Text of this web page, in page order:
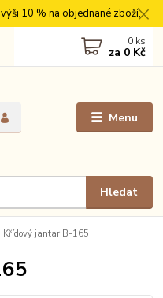
10 % na objednané zboží.
Menu
Hledat
0 ks
za 0 Kč
Křídový jantar B-165